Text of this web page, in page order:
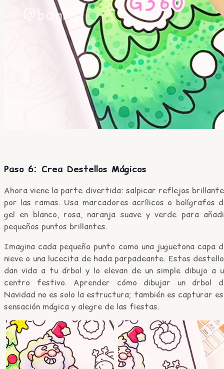
Paso 6: Crea Destellos Mágicos
Ahora viene la parte divertida: salpicar reflejos
por las ramas. Usa marcadores acrílicos o bolígrafos
gel en blanco, rosa, naranja suave y verde para
pequeños puntos brillantes.
Imagina cada pequeño punto como una juguetona capa
nieve o una lucecita de hada parpadeante. Estos
dan vida a tu árbol y lo elevan de un simple dibujo a
centro festivo. Aprender cómo dibujar un árbol
Navidad no es solo la estructura; también es capturar
sensación mágica y alegre de las fiestas.